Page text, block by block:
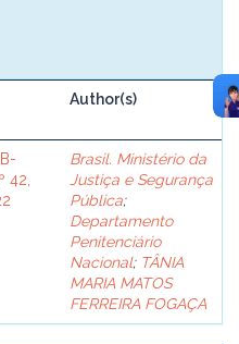
Author(s)
42,
Brasil. Ministério da
Justiça e Segurança
Pública;
Departamento
Penitenciário
Nacional; TÂNIA
MARIA MATOS
FERREIRA FOGAÇA